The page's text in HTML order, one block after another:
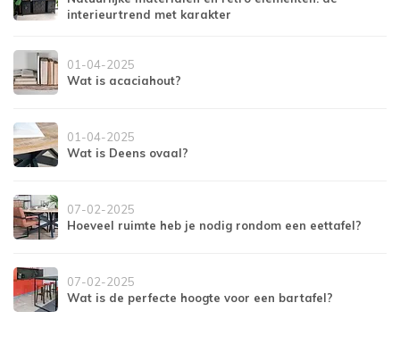
interieurtrend met karakter
01-04-2025
Wat is acaciahout?
01-04-2025
Wat is Deens ovaal?
07-02-2025
Hoeveel ruimte heb je nodig rondom een eettafel?
07-02-2025
Wat is de perfecte hoogte voor een bartafel?